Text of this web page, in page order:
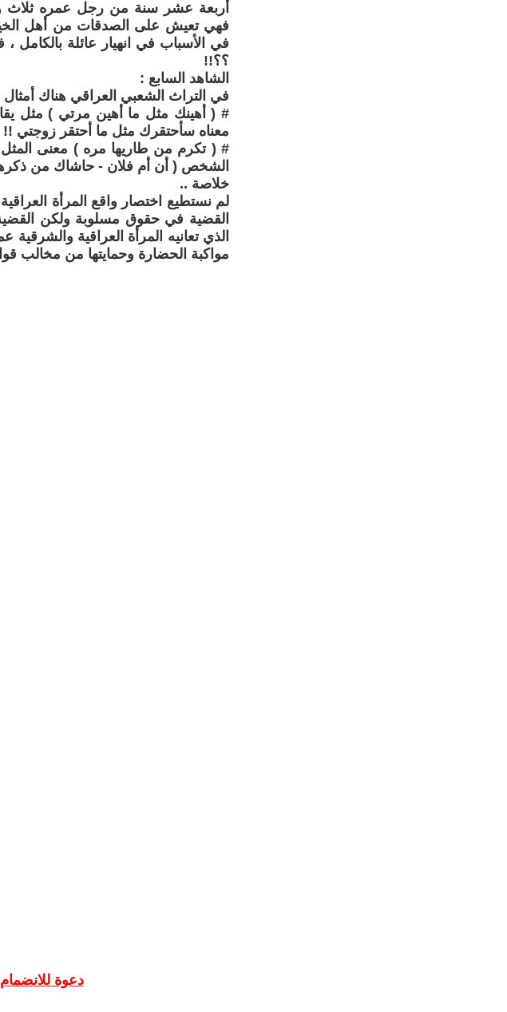
أربعة عشر سنة من رجل عمره ثلاث
فهي تعيش على الصدقات من أهل الخير
في الأسباب في انهيار عائلة
؟؟!!
الشاهد السابع :
في التراث الشعبي العراقي هناك
# ( أهينك مثل ما أهين مرتي ) مثل
معناه سأحتقرك مثل ما أحتقر زوجتي !!
# ( تكرم من طاريها مره ) معنى
الشخص ( أن أم فلان - حاشاك من
خلاصة ..
لم نستطيع اختصار واقع المرأة
القضية في حقوق مسلوبة ولكن
الذي تعانيه المرأة العراقية
مواكبة الحضارة وحمايتها من مخالب
دعوة